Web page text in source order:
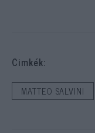
Cimkék:
MATTEO SALVINI